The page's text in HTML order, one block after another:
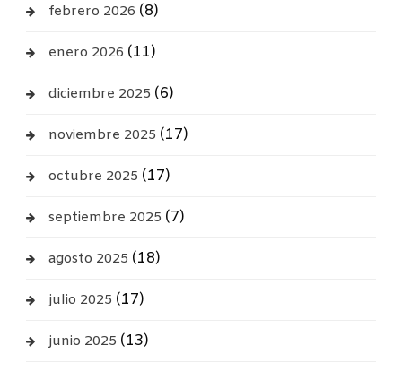
febrero 2026 (8)
enero 2026 (11)
diciembre 2025 (6)
noviembre 2025 (17)
octubre 2025 (17)
septiembre 2025 (7)
agosto 2025 (18)
julio 2025 (17)
junio 2025 (13)